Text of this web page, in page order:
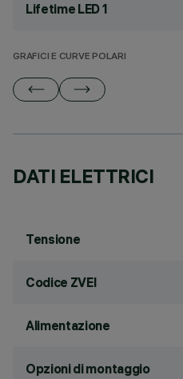
Lifetime LED 1
GRAFICI E CURVE POLARI
DATI ELETTRICI
Tensione
Codice ZVEI
Alimentazione
Opzioni di montaggio